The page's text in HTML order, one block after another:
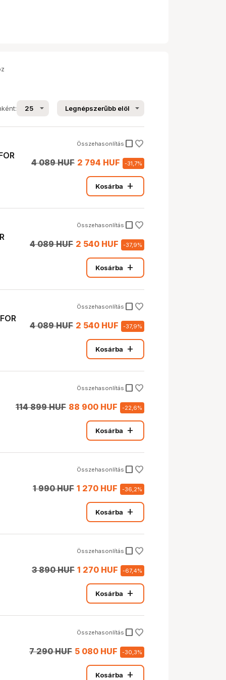
Összehasonlítás check_box_outline_blank
4 089 HUF 2 794 HUF -31,7%
Kosárba add
Összehasonlítás check_box_outline_blank
4 089 HUF 2 540 HUF -37,9%
Kosárba add
Összehasonlítás check_box_outline_blank
4 089 HUF 2 540 HUF -37,9%
Kosárba add
Összehasonlítás check_box_outline_blank
114 899 HUF 88 900 HUF -22,6%
Kosárba add
Összehasonlítás check_box_outline_blank
1 990 HUF 1 270 HUF -36,2%
Kosárba add
Összehasonlítás check_box_outline_blank
3 890 HUF 1 270 HUF -67,4%
Kosárba add
Összehasonlítás check_box_outline_blank
7 290 HUF 5 080 HUF -30,3%
Kosárba add